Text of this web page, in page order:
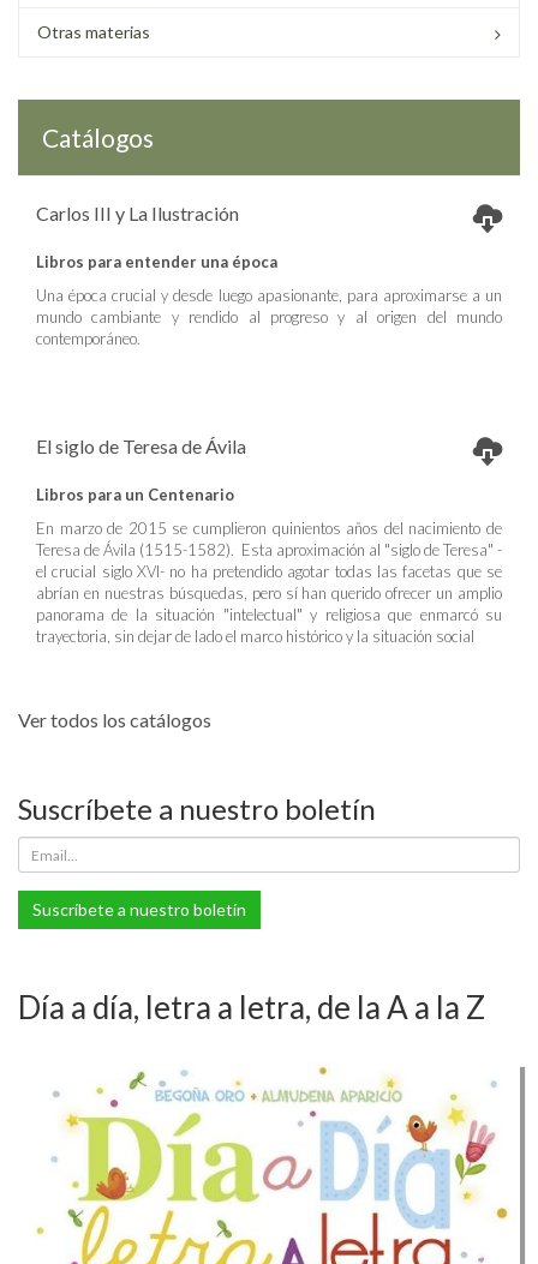
Otras materias
Catálogos
Carlos III y La Ilustración
Libros para entender una época
Una época crucial y desde luego apasionante, para aproximarse a un
mundo cambiante y rendido al progreso y al origen del mundo
contemporáneo.
El siglo de Teresa de Ávila
Libros para un Centenario
En marzo de 2015 se cumplieron quinientos años del nacimiento de
Teresa de Ávila (1515-1582). Esta aproximación al "siglo de Teresa" -
el crucial siglo XVI- no ha pretendido agotar todas las facetas que se
abrían en nuestras búsquedas, pero sí han querido ofrecer un amplio
panorama de la situación "intelectual" y religiosa que enmarcó su
trayectoria, sin dejar de lado el marco histórico y la situación social
Ver todos los catálogos
Suscríbete a nuestro boletín
Suscríbete a nuestro boletín
Día a día, letra a letra, de la A a la Z